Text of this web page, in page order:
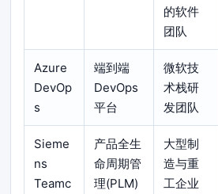
的软件
团队
Azure
DevOp
s
端到端
DevOps
平台
微软技
术栈研
发团队
Sieme
ns
Teamc
产品全生
命周期管
理(PLM)
大型制
造与重
工企业